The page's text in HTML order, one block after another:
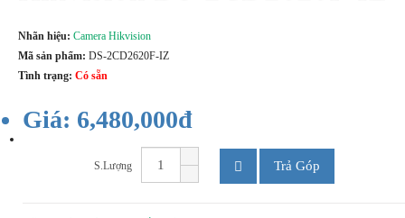
Nhãn hiệu: Camera Hikvision
Mã sản phẩm: DS-2CD2620F-IZ
Tình trạng: Có sẵn
Giá: 6,480,000đ
S.Lượng Trả Góp